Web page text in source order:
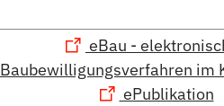
eBau -
Baubewilligungsverfahren im
ePublikation